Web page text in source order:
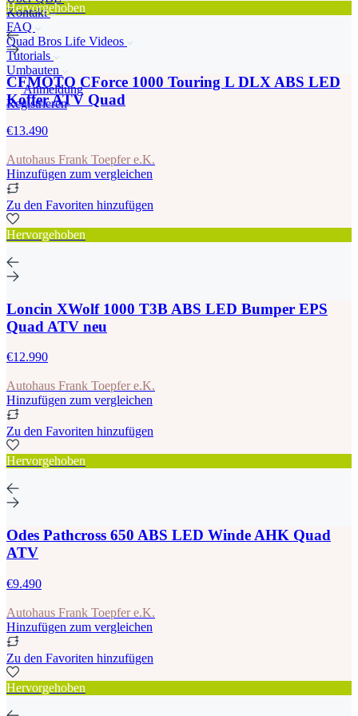
Kontakt
FAQ
Quad Bros Life Videos
Tutorials
Umbauten
Anmeldung
Registrieren
Hervorgehoben
CFMOTO CForce 1000 Touring L DLX ABS LED
Koffer ATV Quad
€13.490
Autohaus Frank Toepfer e.K.
Hinzufügen zum vergleichen
Zu den Favoriten hinzufügen
Hervorgehoben
Loncin XWolf 1000 T3B ABS LED Bumper EPS
Quad ATV neu
€12.990
Autohaus Frank Toepfer e.K.
Hinzufügen zum vergleichen
Zu den Favoriten hinzufügen
Hervorgehoben
Odes Pathcross 650 ABS LED Winde AHK Quad
ATV
€9.490
Autohaus Frank Toepfer e.K.
Hinzufügen zum vergleichen
Zu den Favoriten hinzufügen
Hervorgehoben